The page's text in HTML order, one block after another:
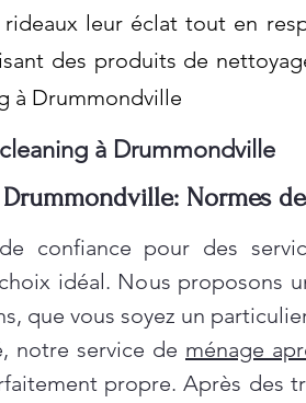
leur éclat tout en
des produits de
à Drummondville
à Drummondville
Normes
confiance pour des
idéal. Nous proposons
que vous soyez un
notre service de ménage
propre. Après des